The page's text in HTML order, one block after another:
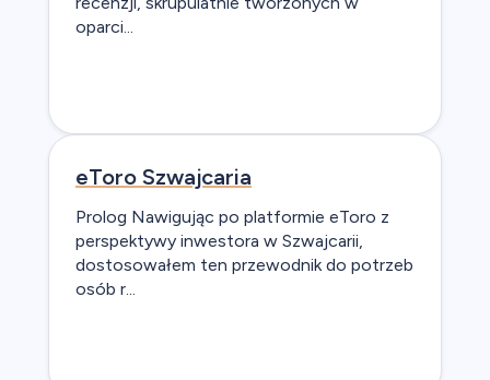
oparci...
eToro Szwajcaria
Prolog Nawigując po platformie eToro z
perspektywy inwestora w Szwajcarii,
dostosowałem ten przewodnik do potrzeb
osób r...